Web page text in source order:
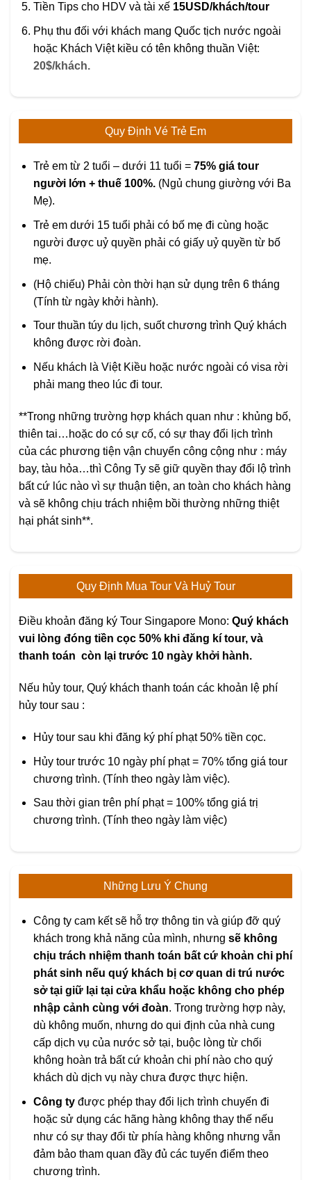
Tiền Tips cho HDV và tài xế 15USD/khách/tour
Phụ thu đối với khách mang Quốc tịch nước ngoài
hoặc Khách Việt kiều có tên không thuần Việt:
20$/khách.
Quy Định Vé Trẻ Em
Trẻ em từ 2 tuổi – dưới 11 tuổi = 75% giá tour
người lớn + thuế 100%.(Ngủ chung giường với Ba
Mẹ).
Trẻ em dưới 15 tuổi phải có bố mẹ đi cùng hoặc
người được uỷ quyền phải có giấy uỷ quyền từ bố
mẹ.
(Hộ chiếu) Phải còn thời hạn sử dụng trên 6 tháng
(Tính từ ngày khởi hành).
Tour thuần túy du lịch, suốt chương trình Quý khách
không được rời đoàn.
Nếu khách là Việt Kiều hoặc nước ngoài có visa rời
phải mang theo lúc đi tour.
**Trong những trường hợp khách quan như : khủng bố,
thiên tai…hoặc do có sự cố, có sự thay đổi lịch trình
của các phương tiện vận chuyển công cộng như : máy
bay, tàu hỏa…thì Công Ty sẽ giữ quyền thay đổi lộ trình
bất cứ lúc nào vì sự thuận tiện, an toàn cho khách hàng
và sẽ không chịu trách nhiệm bồi thường những thiệt
hại phát sinh**.
Quy Định Mua Tour Và Huỷ Tour
Điều khoản đăng ký Tour Singapore Mono: Quý khách
vui lòng đóng tiền cọc 50% khi đăng kí tour, và
thanh toán còn lại trước 10 ngày khởi hành.
Nếu hủy tour, Quý khách thanh toán các khoản lệ phí
hủy tour sau :
Hủy tour sau khi đăng ký phí phạt 50% tiền cọc.
Hủy tour trước 10 ngày phí phạt = 70% tổng giá tour
chương trình. (Tính theo ngày làm việc).
Sau thời gian trên phí phạt = 100% tổng giá trị
chương trình. (Tính theo ngày làm việc)
Những Lưu Ý Chung
Công ty cam kết sẽ hỗ trợ thông tin và giúp đỡ quý
khách trong khả năng của mình, nhưng sẽ không
chịu trách nhiệm thanh toán bất cứ khoản chi phí
phát sinh nếu quý khách bị cơ quan di trú nước
sở tại giữ lại tại cửa khẩu hoặc không cho phép
nhập cảnh cùng với đoàn. Trong trường hợp này,
dù không muốn, nhưng do qui định của nhà cung
cấp dịch vụ của nước sở tại, buộc lòng từ chối
không hoàn trả bất cứ khoản chi phí nào cho quý
khách dù dịch vụ này chưa được thực hiện.
Công ty được phép thay đổi lịch trình chuyến đi
hoặc sử dụng các hãng hàng không thay thế nếu
như có sự thay đổi từ phía hàng không nhưng vẫn
đảm bảo tham quan đầy đủ các tuyến điểm theo
chương trình.